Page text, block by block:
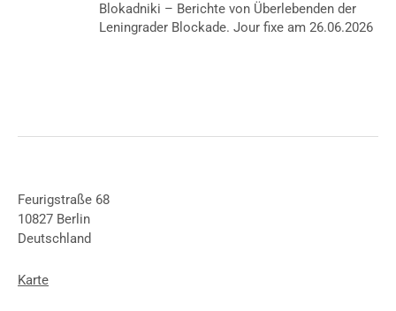
Blokadniki – Berichte von Überlebenden der
Leningrader Blockade. Jour fixe am 26.06.2026
Feurigstraße 68
10827 Berlin
Deutschland
Karte